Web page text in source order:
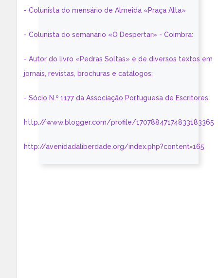
- Colunista do mensário de Almeida «Praça Alta»
- Colunista do semanário «O Despertar» - Coimbra:
- Autor do livro «Pedras Soltas» e de diversos textos em
jornais, revistas, brochuras e catálogos;
- Sócio N.º 1177 da Associação Portuguesa de Escritores
http://www.blogger.com/profile/17078847174833183365
http://avenidadaliberdade.org/index.php?content=165